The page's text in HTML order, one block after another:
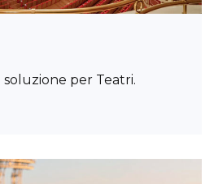
per Teatri.